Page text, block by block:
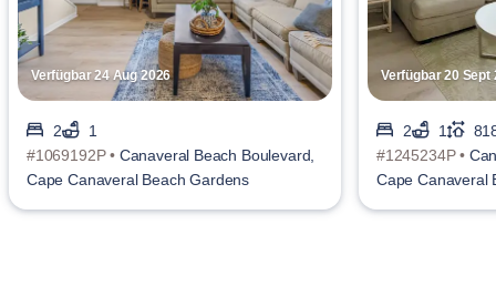
Verfügbar 24 Aug 2026
2
1
#1069192P • Canaveral Beach Boulevard,
Cape Canaveral Beach Gardens
Verfügbar 20 Sept
2 1
#1245234P •
Cape Canaveral